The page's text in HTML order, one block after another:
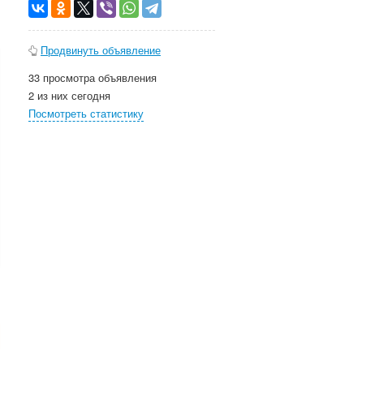
Продвинуть объявление
33 просмотра объявления
2 из них сегодня
Посмотреть статистику